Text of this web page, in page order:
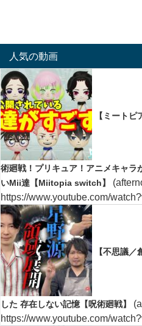
人気の動画
【ミート
術廻戦！プリキュア！アニメキャラ
いMii達【Miitopia switch】
https://www.youtube.com/
【不思議
した 存在しない記憶【呪術廻戦】
https://www.youtube.com/